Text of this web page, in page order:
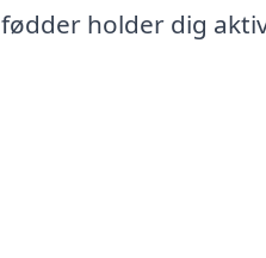
holder dig